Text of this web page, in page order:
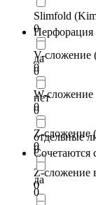
Slimfold
0
V-сложение
0
W-
0
Z-сложение
0
Z-сложение
0
Перфорация
да
0
нет
0
отдельные
0
Сочетаются
да
0